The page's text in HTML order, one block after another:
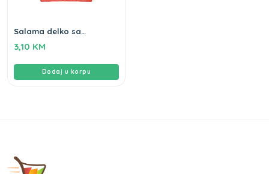
Salama delko sa
gluten free
3,10 KM
Dodaj u korpu